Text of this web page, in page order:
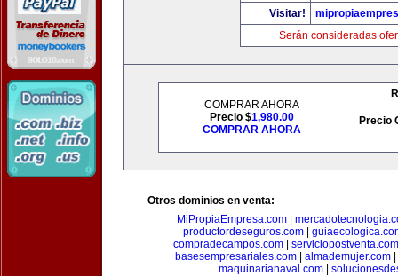
Visitar!
Serán consideradas
COMPRAR AHORA
Precio $1,980.00
COMPRAR AHORA
Precio
Otros dominios en venta:
MiPropiaEmpresa.com
productordeseguros.com|
compradecampos.com| serviciopostventa.com
basesempresariales.com| almademujer.com|
maquinarianaval.com|